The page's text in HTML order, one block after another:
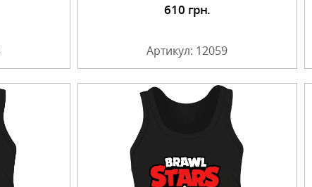
610 грн.
Артикул: 12059
Подробнее